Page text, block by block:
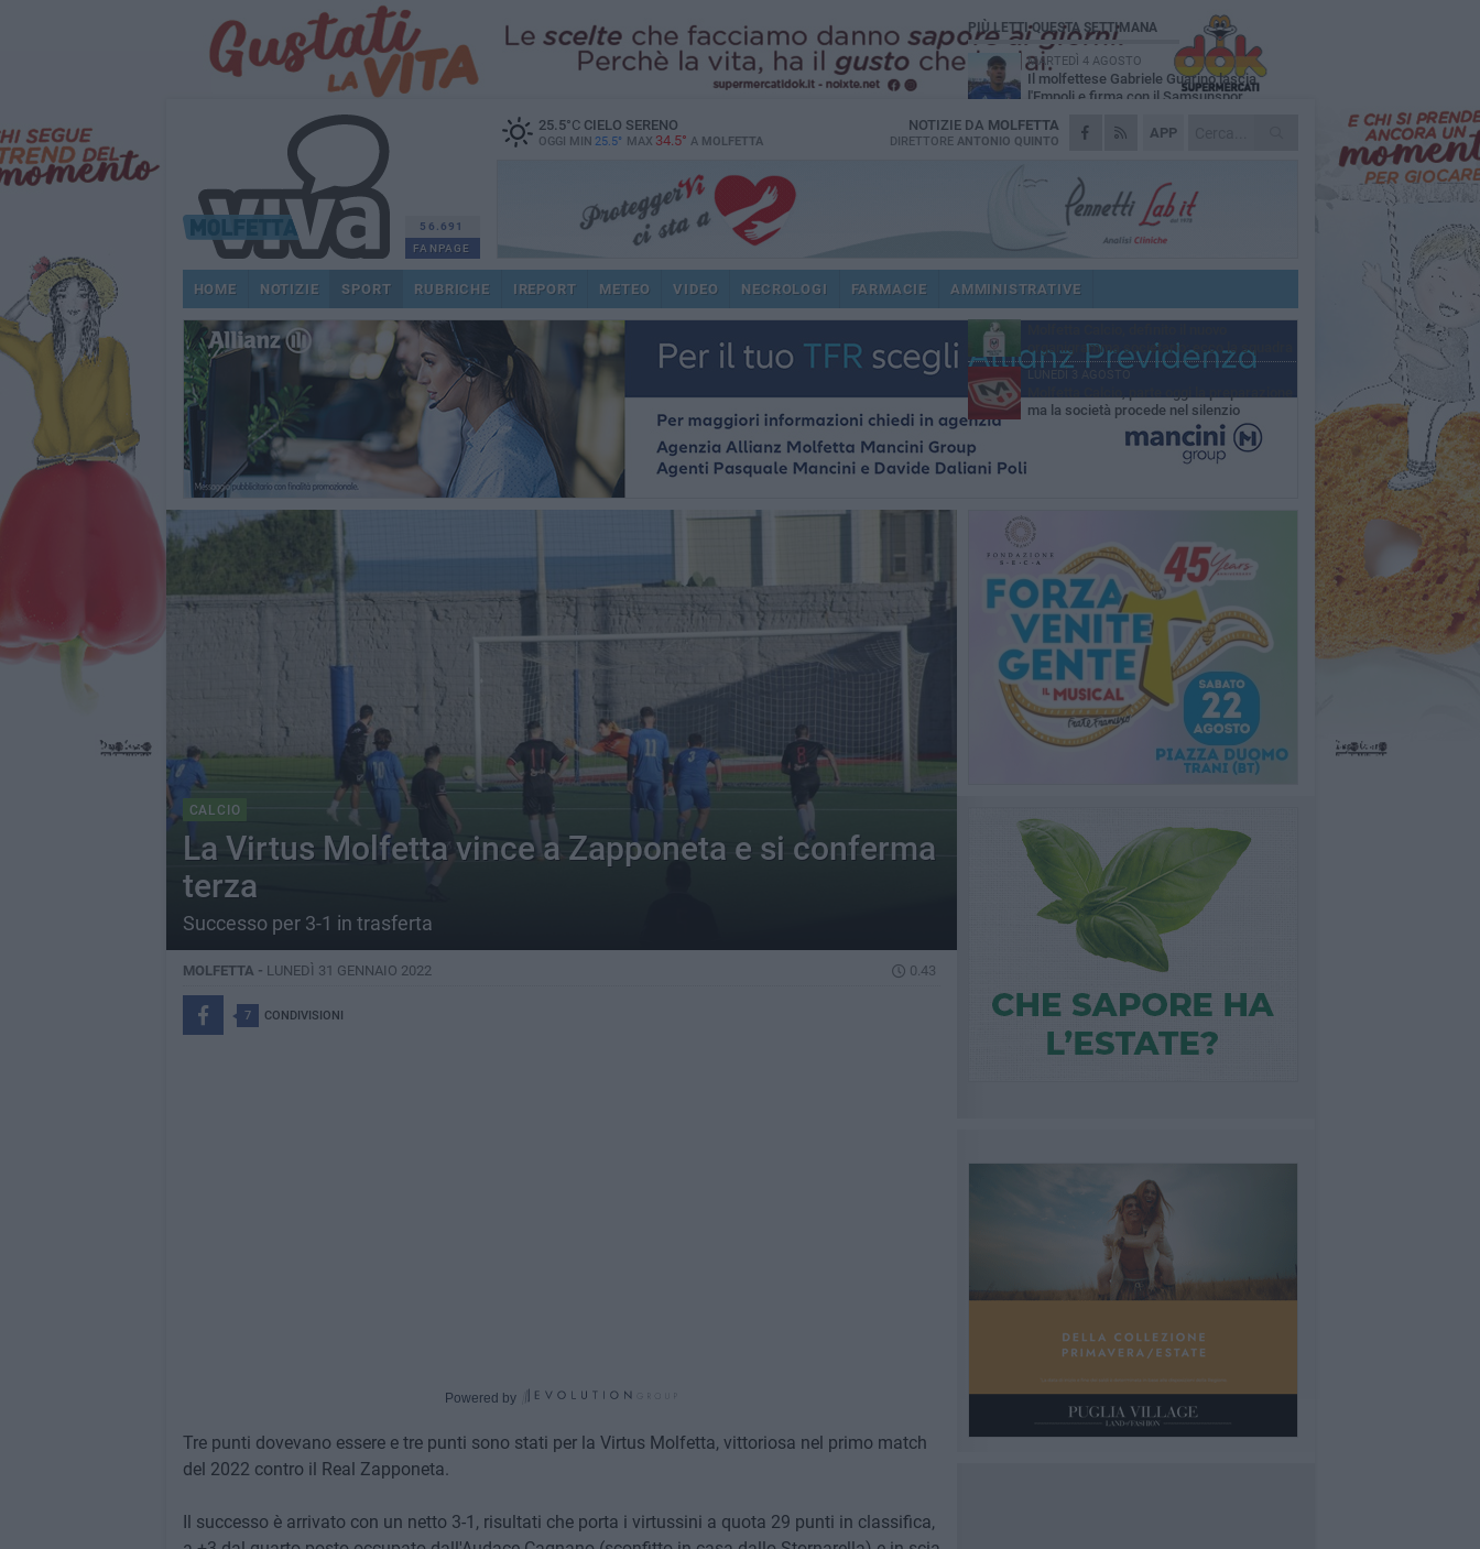
56.691
FANPAGE
25.5°CCIELO SERENO
OGGI MIN 25.5° MAX 34.5° A MOLFETTA
APP
NOTIZIE DA MOLFETTA
DIRETTORE ANTONIO QUINTO
HOME NOTIZIE SPORT RUBRICHE IREPORT METEO VIDEO NECROLOGI FARMACIE AMMINISTRATIVE
CALCIO
La Virtus Molfetta vince a Zapponeta e si conferma
terza
Successo per 3-1 in trasferta
MOLFETTA - LUNEDÌ 31 GENNAIO 2022 0.43
7 CONDIVISIONI
Powered by
Tre punti dovevano essere e tre punti sono stati per la Virtus Molfetta, vittoriosa nel primo match
del 2022 contro il Real Zapponeta.
Il successo è arrivato con un netto 3-1, risultati che porta i virtussini a quota 29 punti in classifica,
PIÙ LETTI QUESTA SETTIMANA
MARTEDÌ 4 AGOSTO
Il molfettese Gabriele Guarino lascia
l'Empoli e firma con il Samsunspor
LUNEDÌ 3 AGOSTO
Palazzetto Giovanni Panunzio: dove lo
eccellenza
VENERDÌ 7 AGOSTO
Molfetta Calcio, tre innesti di spessore:
arrivano i molfettesi Roselli, Cirillo e Caputi
DOMENICA 2 AGOSTO
Tennistavolo, il molfettese Roberto
Minervini riparte da Otranto
MARTEDÌ 4 AGOSTO
organigramma societario: ecco la squadra
dirigenziale
LUNEDÌ 3 AGOSTO
ma la società procede nel silenzio